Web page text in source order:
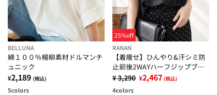
BELLUNA
綿１００％楊柳素材ドルマンチ
ュニック
¥2,189 (税込)
5colors
25%off
RANAN
【着痩せ】ひんやり&汗シミ防
止前後2WAYハーフジップブラ
ウス
¥ 3,290 ¥2,467 (税込)
4colors